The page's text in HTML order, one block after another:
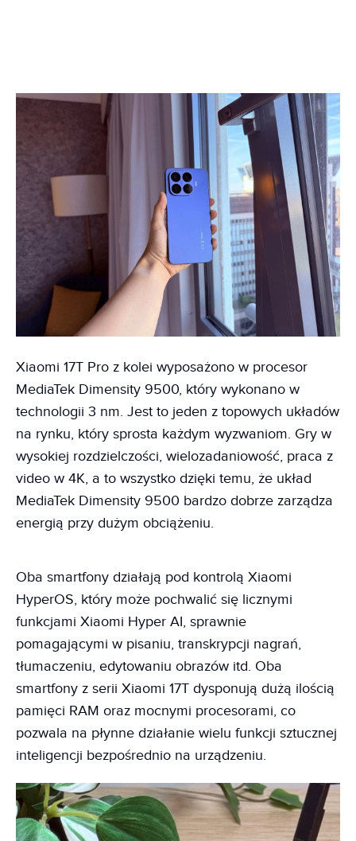
Xiaomi 17T Pro z kolei wyposażono w procesor
MediaTek Dimensity 9500, który wykonano w
technologii 3 nm. Jest to jeden z topowych układów
na rynku, który sprosta każdym wyzwaniom. Gry w
wysokiej rozdzielczości, wielozadaniowość, praca z
video w 4K, a to wszystko dzięki temu, że układ
MediaTek Dimensity 9500 bardzo dobrze zarządza
energią przy dużym obciążeniu.
Oba smartfony działają pod kontrolą Xiaomi
HyperOS, który może pochwalić się licznymi
funkcjami Xiaomi Hyper AI, sprawnie
pomagającymi w pisaniu, transkrypcji nagrań,
tłumaczeniu, edytowaniu obrazów itd. Oba
smartfony z serii Xiaomi 17T dysponują dużą ilością
pamięci RAM oraz mocnymi procesorami, co
pozwala na płynne działanie wielu funkcji sztucznej
inteligencji bezpośrednio na urządzeniu.